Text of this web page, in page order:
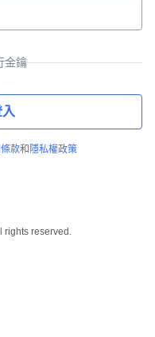
金鑰
款和 隱私權政策
rights reserved.